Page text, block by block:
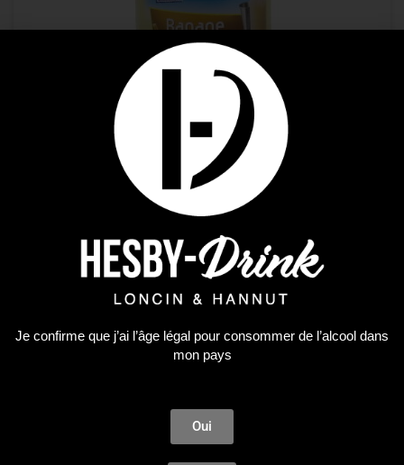
CARAIBOS BANANE 1L
4,04€
Plus que 4 en stock !
Je confirme que j’ai l’âge légal pour consommer de l’alcool dans
mon pays
Oui